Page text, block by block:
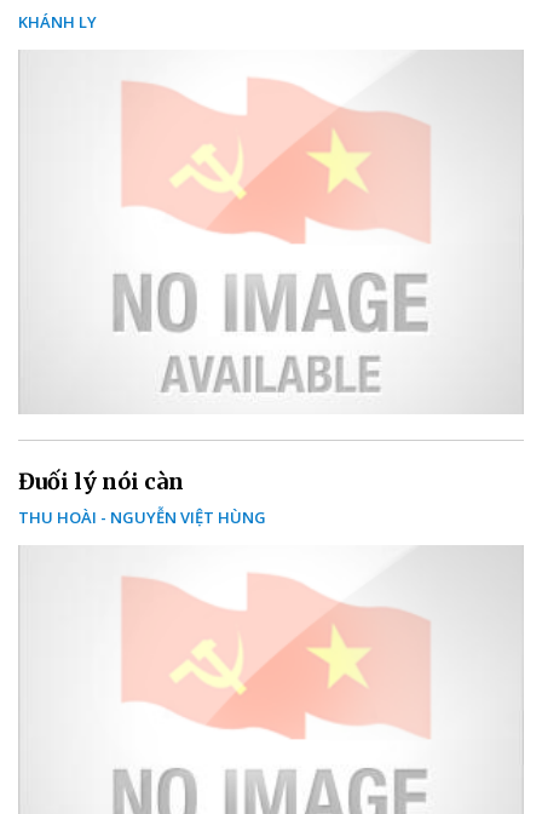
KHÁNH LY
Đuối lý nói càn
THU HOÀI - NGUYỄN VIỆT HÙNG